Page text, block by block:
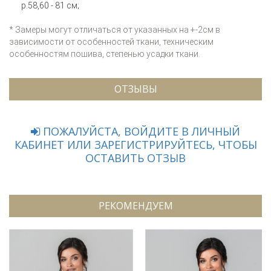
р.58,60 - 81 см;
* Замеры могут отличаться от указанных на +-2см в
зависимости от особенностей ткани, техническим
особенностям пошива, степенью усадки ткани.
ОТЗЫВЫ
ПОЖАЛУЙСТА, ВОЙДИТЕ В ЛИЧНЫЙ
КАБИНЕТ ИЛИ ЗАРЕГИСТРИРУЙТЕСЬ, ЧТОБЫ
ОСТАВИТЬ ОТЗЫВ
РЕКОМЕНДУЕМ